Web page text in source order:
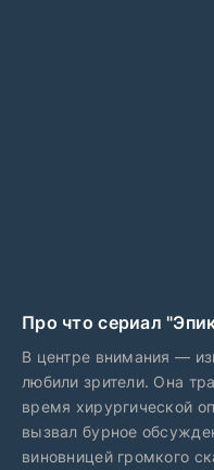
Про что сериал
В центре внимания —
любили зрители. Она
время хирургической
вызвал бурное
виновницей громкого